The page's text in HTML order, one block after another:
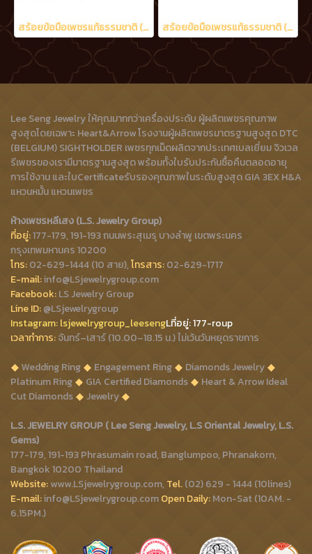
สร้อยข้อมือเพชรแท้ธรรมชาติ (Natural Diamonds) 3.20 Ct. สร้อยข้อมือเพชรแท้ธรรมชาติ (Natural Diamonds) 2.05 Ct.
Lee Seng Jewelry ให้คุณมากกว่าเครื่องประดับ ผู้ผลิตเพชรคุณภาพ
สูงสุดโดยเฉพาะ Heart&Arrow โรงงานผู้ผลิตเพชรมาตรฐานสูงสุด DTC
(BELGIUM) SIGHTHOLDER เพชรทุกเม็ดผลิตจากประเทศเบลเยี่ยม จิวเวล
รีเพชรของเรามีมาตรฐานสูงสุด พร้อมทั้งใบรับประกันซื้อคืนตลอดอายุ
การใช้งาน และใบCertificateรับรองคุณภาพในระดับสูงสุด GIA 3EX H&A
แหวนหมั้น แหวนเพชร
ห้างเพชรหลีเสง (L.S. Jewelry Group)
ที่อยู่:177-179, 191-193 ถนนพระสุเมรุ บางลำพู เขตพระนคร
กรุงเทพมหานคร 10200
โทร:02-629-1444 (10 สาย),โทรสาร:02-629-1717
E-mail:info@LSjewelrygroup.com
Facebook:LS Jewelry Group
Line ID:@LSjewelrygroup
Instagram:lsjewelrygroup_leesengLที่อยู่: 177-roup
เวลาทำการ:จันทร์–เสาร์ (10.00–18.15 น.) ไม่เว้นวันหยุดราชการ
Wedding Ring
Engagement Ring
Diamonds Jewelry
Platinum Ring
GIA Certified Diamonds
Heart & Arrow Ideal
Cut Diamonds
Jewelry
L.S. JEWELRY GROUP ( Lee Seng Jewelry, L.S Oriental Jewelry, L.S.
Gems)
177-179, 191-193 Phrasumain road, Banglumpoo, Phranakorn,
Bangkok 10200 Thailand
Website:www.LSjewelrygroup.com, Tel.(02) 629 - 1444 (10lines)
E-mail:info@LSjewelrygroup.comOpen Daily:Mon-Sat (10AM. -
6.15PM.)